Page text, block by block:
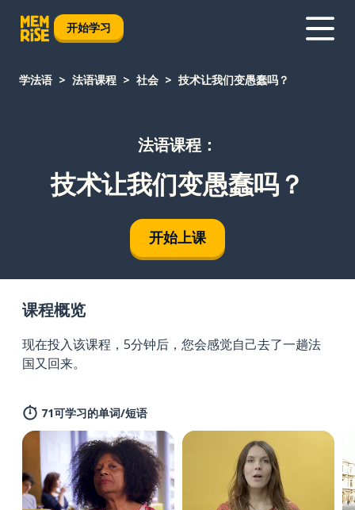
开始学习
学法语 法语课程 社会 技术让我们变愚蠢吗？
法语课程：
技术让我们变愚蠢吗？
开始上课
课程概览
现在投入该课程，5分钟后，您会感觉自己去了一趟法
国又回来。
71可学习的单词/短语